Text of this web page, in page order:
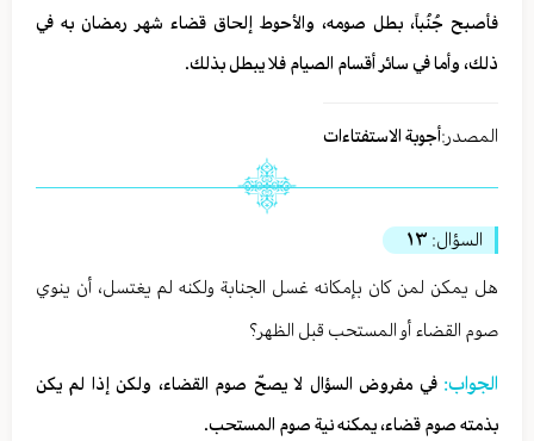
فأصبح جُنُباً، بطل صومه، والأحوط إلحاق قضاء شهر رمضان به في
ذلك، وأما في سائر أقسام الصيام فلا يبطل بذلك.
المصدر:أجوبة الاستفتاءات
السؤال: ١٣
هل يمكن لمن كان بإمكانه غسل الجنابة ولكنه لم يغتسل، أن ينوي
صوم القضاء أو المستحب قبل الظهر؟
الجواب:في مفروض السؤال لا يصحّ صوم القضاء، ولكن إذا لم يكن
بذمته صوم قضاء، يمكنه نية صوم المستحب.